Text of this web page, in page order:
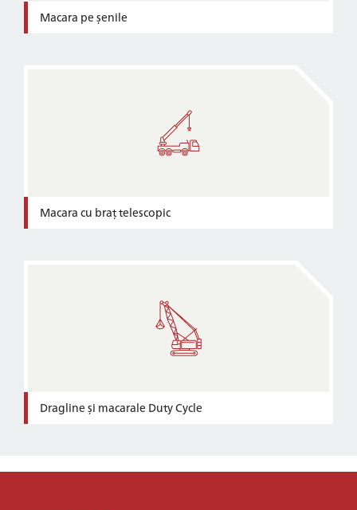
Macara pe șenile
Macara cu braț telescopic
Dragline și macarale Duty Cycle